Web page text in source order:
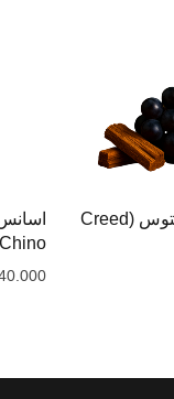
اسانس خوشبو کننده هوا اونتوس (Creed